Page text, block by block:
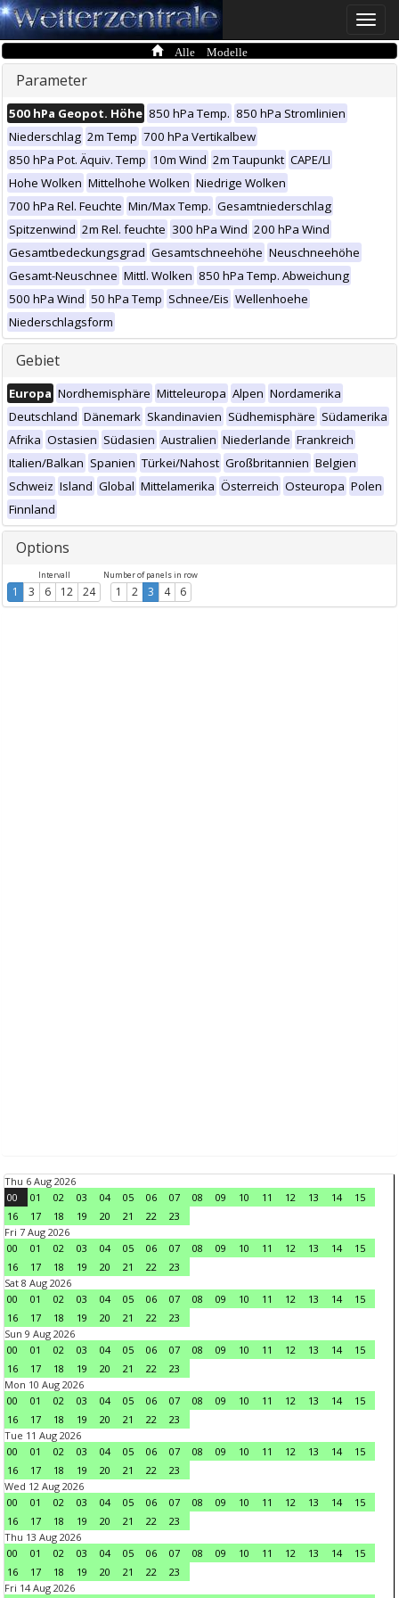
Toggle
Alle Modelle
Parameter
500 hPa Geopot. Höhe 850 hPa Temp. 850 hPa Stromlinien
Niederschlag 2m Temp 700 hPa Vertikalbew
850 hPa Pot. Äquiv. Temp 10m Wind 2m Taupunkt CAPE/LI
Hohe Wolken Mittelhohe Wolken Niedrige Wolken
700 hPa Rel. Feuchte Min/Max Temp. Gesamtniederschlag
Spitzenwind 2m Rel. feuchte 300 hPa Wind 200 hPa Wind
Gesamtbedeckungsgrad Gesamtschneehöhe Neuschneehöhe
Gesamt-Neuschnee Mittl. Wolken 850 hPa Temp. Abweichung
500 hPa Wind 50 hPa Temp Schnee/Eis Wellenhoehe
Niederschlagsform
Gebiet
Europa Nordhemisphäre Mitteleuropa Alpen Nordamerika
Deutschland Dänemark Skandinavien Südhemisphäre Südamerika
Afrika Ostasien Südasien Australien Niederlande Frankreich
Italien/Balkan Spanien Türkei/Nahost Großbritannien Belgien
Schweiz Island Global Mittelamerika Österreich Osteuropa Polen
Finnland
Options
Intervall
1 3 6 12 24
Number of panels in row
1 2 3 4 6
Thu 6 Aug 2026
00
01 02 03 04 05 06 07 08 09 10 11 12 13 14
15
16
17 18 19 20 21 22
23
Fri 7 Aug 2026
00
01 02 03 04 05 06 07 08 09 10 11 12 13 14
15
16
17 18 19 20 21 22
23
Sat 8 Aug 2026
00
01 02 03 04 05 06 07 08 09 10 11 12 13 14
15
16
17 18 19 20 21 22
23
Sun 9 Aug 2026
00
01 02 03 04 05 06 07 08 09 10 11 12 13 14
15
16
17 18 19 20 21 22
23
Mon 10 Aug 2026
00
01 02 03 04 05 06 07 08 09 10 11 12 13 14
15
16
17 18 19 20 21 22
23
Tue 11 Aug 2026
00
01 02 03 04 05 06 07 08 09 10 11 12 13 14
15
16
17 18 19 20 21 22
23
Wed 12 Aug 2026
00
01 02 03 04 05 06 07 08 09 10 11 12 13 14
15
16
17 18 19 20 21 22
23
Thu 13 Aug 2026
00
01 02 03 04 05 06 07 08 09 10 11 12 13 14
15
16
17 18 19 20 21 22
23
Fri 14 Aug 2026